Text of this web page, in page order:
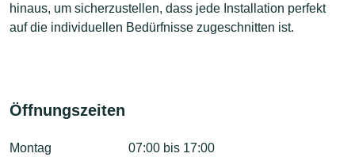
hinaus, um sicherzustellen, dass jede Installation perfekt
auf die individuellen Bedürfnisse zugeschnitten ist.
Öffnungszeiten
Montag 07:00 bis 17:00